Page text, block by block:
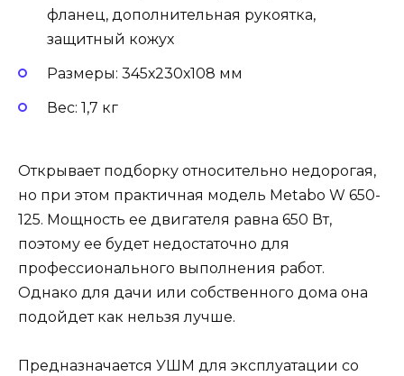
фланец, дополнительная рукоятка,
защитный кожух
Размеры: 345х230х108 мм
Вес: 1,7 кг
Открывает подборку относительно недорогая,
но при этом практичная модель Metabo W 650-
125. Мощность ее двигателя равна 650 Вт,
поэтому ее будет недостаточно для
профессионального выполнения работ.
Однако для дачи или собственного дома она
подойдет как нельзя лучше.
Предназначается УШМ для эксплуатации со